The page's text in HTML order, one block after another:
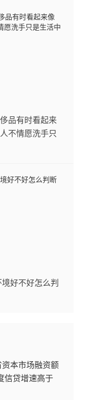
品有时看起来
不情愿洗手只
好不好怎么判
本市场融资额
信贷增速高于